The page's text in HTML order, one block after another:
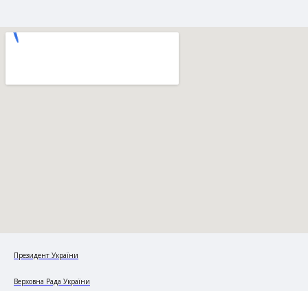
Президент України
Верховна Рада України